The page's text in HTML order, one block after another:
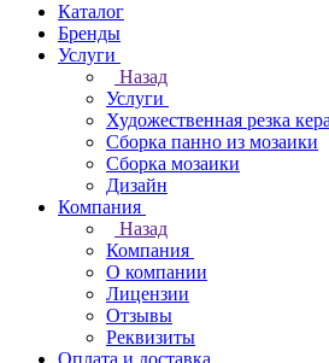
Каталог
Бренды
Услуги
Назад
Услуги
Художественная резка
Сборка панно из мозаики
Сборка мозаики
Дизайн
Компания
Назад
Компания
О компании
Лицензии
Отзывы
Реквизиты
Оплата и доставка